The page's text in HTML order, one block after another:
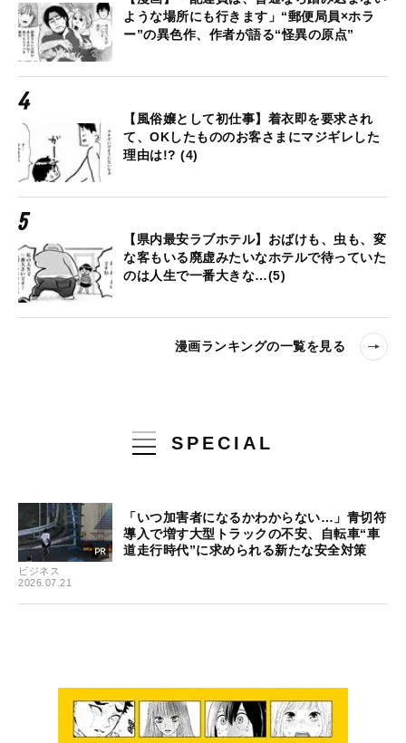
ような場所にも行きます」“郵便局員×ホラ
ー”の異色作、作者が語る“怪異の原点”
【風俗嬢として初仕事】着衣即を要求され
て、OKしたもののお客さまにマジギレした
理由は!? (4)
【県内最安ラブホテル】おばけも、虫も、変
な客もいる廃虚みたいなホテルで待っていた
のは人生で一番大きな…(5)
漫画ランキングの一覧を見る
SPECIAL
ビジネス
2026.07.21
「いつ加害者になるかわからない…」青切符
導入で増す大型トラックの不安、自転車“車
道走行時代”に求められる新たな安全対策